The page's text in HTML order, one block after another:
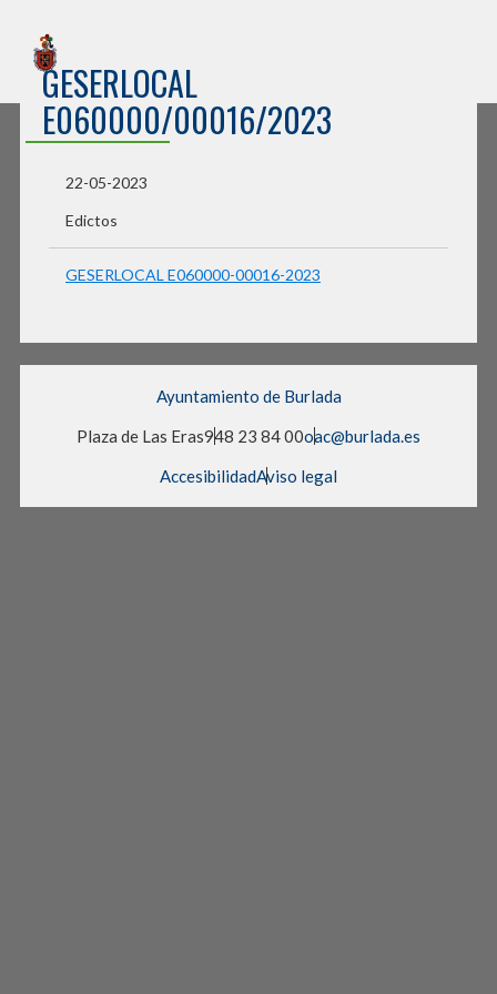
Ayuntamiento de Burlada
GESERLOCAL
E060000/00016/2023
22-05-2023
Edictos
GESERLOCAL E060000-00016-2023
Ayuntamiento de Burlada
Plaza de Las Eras948 23 84 00oac@burlada.es
AccesibilidadAviso legal